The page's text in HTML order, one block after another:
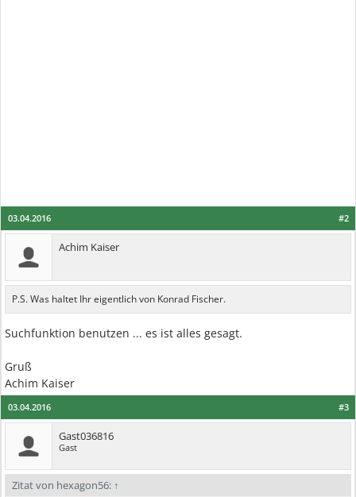
#2
03.04.2016
Achim Kaiser
P.S. Was haltet Ihr eigentlich von Konrad Fischer.
Suchfunktion benutzen ... es ist alles gesagt.
Gruß
Achim Kaiser
#3
03.04.2016
Gast036816
Gast
Zitat von hexagon56: ↑